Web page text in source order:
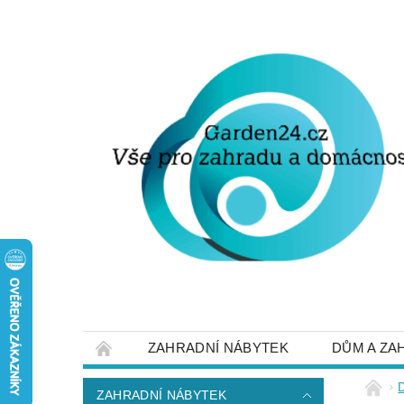
ZAHRADNÍ NÁBYTEK DŮM A
STRUČNĚ O DOPRAVĚ A PLATBĚ
ZAHRADNÍ NÁBYTEK